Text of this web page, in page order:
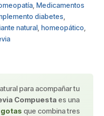
Medicamentos
diabetes
natural homeopático
para acompañar tu
Compuesta es una
que combina tres